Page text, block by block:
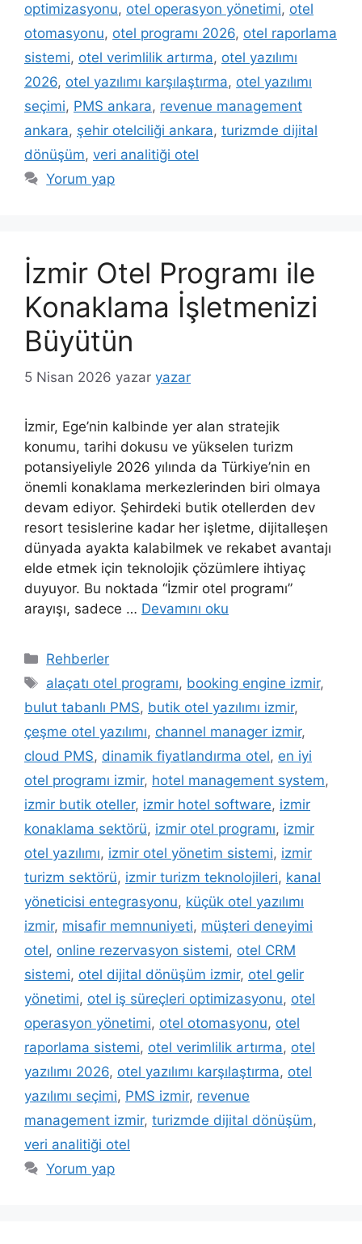
optimizasyonu, otel operasyon yönetimi, otel
otomasyonu, otel programı 2026, otel raporlama
sistemi, otel verimlilik artırma, otel yazılımı
2026, otel yazılımı karşılaştırma, otel yazılımı
seçimi, PMS ankara, revenue management
ankara, şehir otelciliği ankara, turizmde dijital
dönüşüm, veri analitiği otel
Yorum yap
İzmir Otel Programı ile
Konaklama İşletmenizi
Büyütün
5 Nisan 2026 yazar yazar
İzmir, Ege’nin kalbinde yer alan stratejik
konumu, tarihi dokusu ve yükselen turizm
potansiyeliyle 2026 yılında da Türkiye’nin en
önemli konaklama merkezlerinden biri olmaya
devam ediyor. Şehirdeki butik otellerden dev
resort tesislerine kadar her işletme, dijitalleşen
dünyada ayakta kalabilmek ve rekabet avantajı
elde etmek için teknolojik çözümlere ihtiyaç
duyuyor. Bu noktada “İzmir otel programı”
arayışı, sadece … Devamını oku
Kategoriler
Rehberler
Etiketler
alaçatı otel programı, booking engine izmir,
bulut tabanlı PMS, butik otel yazılımı izmir,
çeşme otel yazılımı, channel manager izmir,
cloud PMS, dinamik fiyatlandırma otel, en iyi
otel programı izmir, hotel management system,
izmir butik oteller, izmir hotel software, izmir
konaklama sektörü, izmir otel programı, izmir
otel yazılımı, izmir otel yönetim sistemi, izmir
turizm sektörü, izmir turizm teknolojileri, kanal
yöneticisi entegrasyonu, küçük otel yazılımı
izmir, misafir memnuniyeti, müşteri deneyimi
otel, online rezervasyon sistemi, otel CRM
sistemi, otel dijital dönüşüm izmir, otel gelir
yönetimi, otel iş süreçleri optimizasyonu, otel
operasyon yönetimi, otel otomasyonu, otel
raporlama sistemi, otel verimlilik artırma, otel
yazılımı 2026, otel yazılımı karşılaştırma, otel
yazılımı seçimi, PMS izmir, revenue
management izmir, turizmde dijital dönüşüm,
veri analitiği otel
Yorum yap